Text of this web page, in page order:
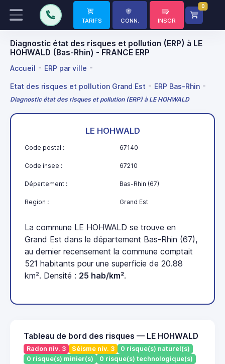
TARIFS CONN. INSCR
0
Diagnostic état des risques et pollution (ERP) à LE
HOHWALD (Bas-Rhin) - FRANCE ERP
Accueil ERP par ville
Etat des risques et pollution Grand Est ERP Bas-Rhin
Diagnostic état des risques et pollution (ERP) à LE HOHWALD
LE HOHWALD
Code postal : 67140
Code insee : 67210
Département : Bas-Rhin (67)
Region : Grand Est
La commune LE HOHWALD se trouve en
Grand Est dans le département Bas-Rhin (67),
au dernier recensement la commune comptait
521 habitants pour une superficie de 20.88
km². Densité : 25 hab/km².
Tableau de bord des risques — LE HOHWALD
Radon niv. 3 Séisme niv. 3
0 risque(s) naturel(s)
0 risque(s) minier(s)
0 risque(s) technologique(s)